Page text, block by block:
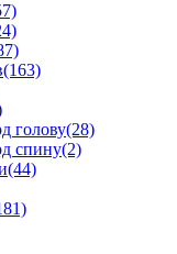
(163)
голову(28)
спину(2)
(44)